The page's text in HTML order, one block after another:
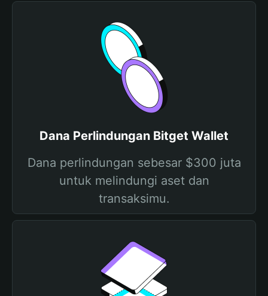
Dana Perlindungan Bitget Wallet
Dana perlindungan sebesar $300 juta
untuk melindungi aset dan
transaksimu.